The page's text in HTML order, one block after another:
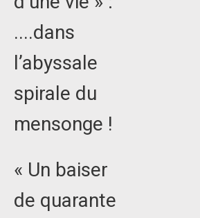
....dans
l’abyssale
spirale du
mensonge !
« Un baiser
de quarante